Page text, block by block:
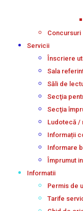
Concursuri
Servicii
Înscriere
Sala
Săli de
Secţia
Secţia
Ludotecă /
Informații
Informare
Împrumut
Informatii
Permis de
Tarife